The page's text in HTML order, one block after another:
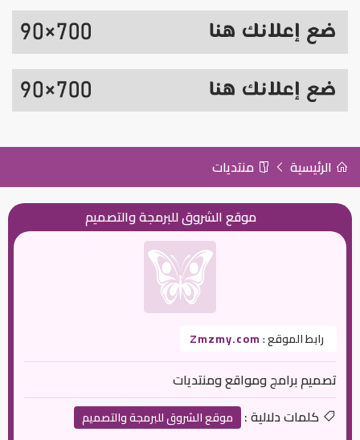
الرئيسية منتديات
موقع الشروق للبرمجة والتصميم
رابط الموقع :Zmzmy.com
تصميم برامج ومواقع ومنتديات
كلمات دلالية :
موقع الشروق للبرمجة والتصميم